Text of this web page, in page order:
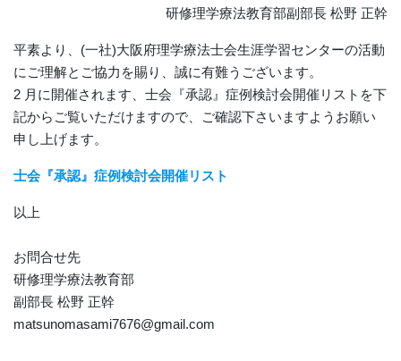
研修理学療法教育部副部長 松野 正幹
平素より、(一社)大阪府理学療法士会生涯学習センターの活動
にご理解とご協力を賜り、誠に有難うございます。
2 月に開催されます、士会『承認』症例検討会開催リストを下
記からご覧いただけますので、ご確認下さいますようお願い
申し上げます。
士会『承認』症例検討会開催リスト
以上
お問合せ先
研修理学療法教育部
副部長 松野 正幹
matsunomasami7676@gmail.com